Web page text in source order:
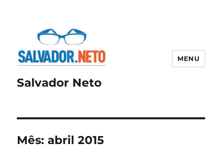
Salvador Neto
MENU
Mês:abril 2015